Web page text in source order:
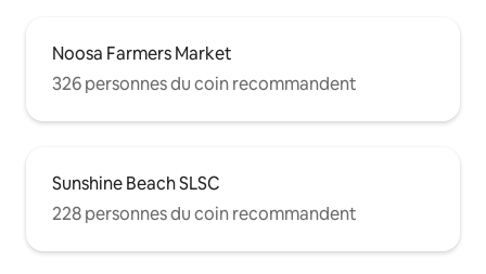
Noosa Farmers Market
326 personnes du coin recommandent
Sunshine Beach SLSC
228 personnes du coin recommandent